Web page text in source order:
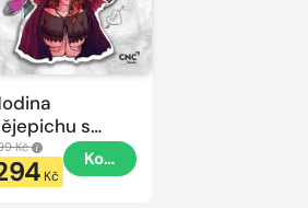
s
Kč
Kč
Koupit